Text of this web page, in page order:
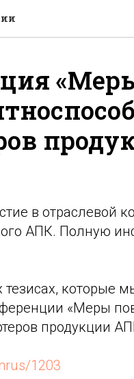
в отраслевой
АПК. Полную
которые
«Меры
продукции
1203